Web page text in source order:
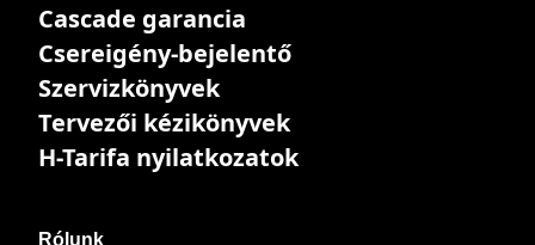
Cascade garancia
Csereigény-bejelentő
Szervizkönyvek
Tervezői kézikönyvek
H-Tarifa nyilatkozatok
Rólunk